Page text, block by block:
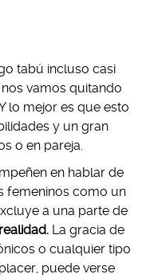
tabú incluso casi
vamos quitando
lo mejor es que esto
y un gran
o en pareja.
en hablar de
femeninos como un
a una parte de
La gracia de
o cualquier tipo
puede verse